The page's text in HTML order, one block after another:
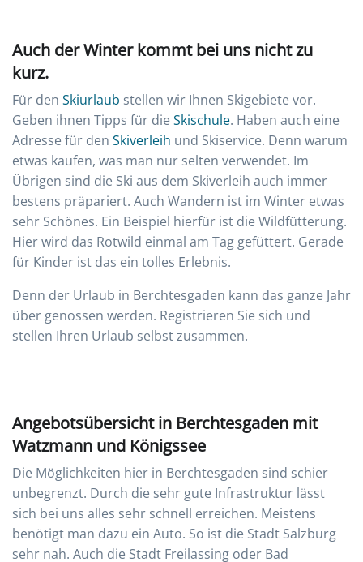
Auch der Winter kommt bei uns nicht zu
kurz.
Für den Skiurlaub stellen wir Ihnen Skigebiete vor.
Geben ihnen Tipps für die Skischule. Haben auch eine
Adresse für den Skiverleih und Skiservice. Denn warum
etwas kaufen, was man nur selten verwendet. Im
Übrigen sind die Ski aus dem Skiverleih auch immer
bestens präpariert. Auch Wandern ist im Winter etwas
sehr Schönes. Ein Beispiel hierfür ist die Wildfütterung.
Hier wird das Rotwild einmal am Tag gefüttert. Gerade
für Kinder ist das ein tolles Erlebnis.
Denn der Urlaub in Berchtesgaden kann das ganze Jahr
über genossen werden. Registrieren Sie sich und
stellen Ihren Urlaub selbst zusammen.
Angebotsübersicht in Berchtesgaden mit
Watzmann und Königssee
Die Möglichkeiten hier in Berchtesgaden sind schier
unbegrenzt. Durch die sehr gute Infrastruktur lässt
sich bei uns alles sehr schnell erreichen. Meistens
benötigt man dazu ein Auto. So ist die Stadt Salzburg
sehr nah. Auch die Stadt Freilassing oder Bad